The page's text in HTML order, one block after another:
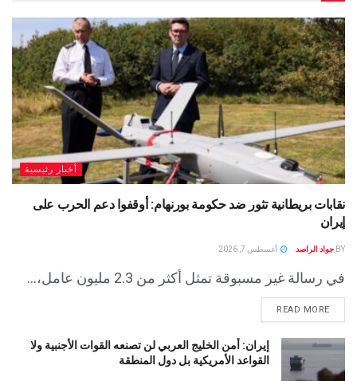
أخبار رئيسية
نقابات بريطانية تثور ضد حكومة بورنهام: أوقفوا دعم الحرب على
إيران
BY جواد الراصد أغسطس 7, 2026
في رسالة غير مسبوقة تمثل أكثر من 2.3 مليون عامل،...
READ MORE
إيران: أمن الخليج العربي لن تصنعه القوات الأجنبية ولا
القواعد الأمريكية بل دول المنطقة